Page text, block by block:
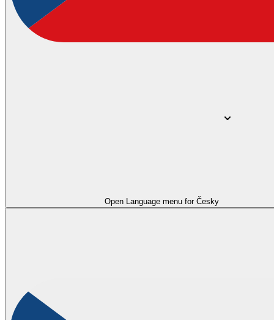
Open Language menu for Česky